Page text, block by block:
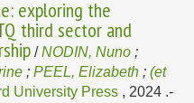
exploring the
third sector and
/NODIN, Nuno ;
; PEEL, Elizabeth ; (et
University Press , 2024 .-